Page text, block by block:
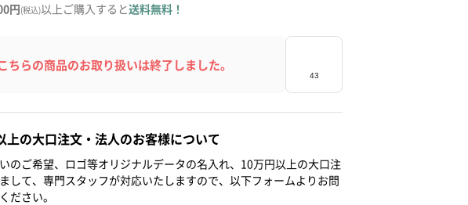
円(税込)以上ご購入すると送料無料！
ちらの商品のお取り扱いは終了しました。
上の大口注文・法人のお客様について
のご希望、ロゴ等オリジナルデータの名入れ、10万円以上の大口注
して、専門スタッフが対応いたしますので、以下フォームよりお問
ださい。